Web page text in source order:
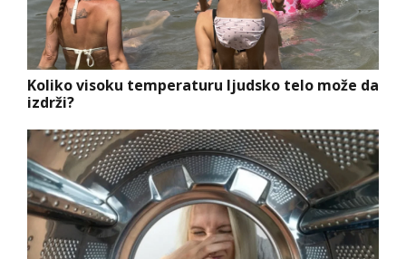
Koliko visoku temperaturu ljudsko telo može da
izdrži?